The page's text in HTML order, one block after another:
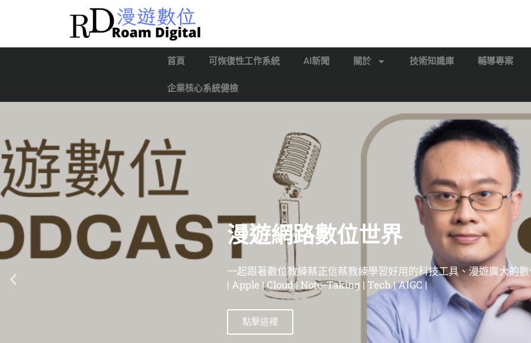
首頁 可恢復性工作系統 AI新聞 關於 技術知識庫 輔導專案
企業核心系統健檢
漫遊網路數
一起跟著數位教練蔡正信蔡教練學習好用的科技工具、漫遊在這個廣大
| 蘋果教學 | Evernote教學 | 筆記工具教學 | 雲端服務教學 |